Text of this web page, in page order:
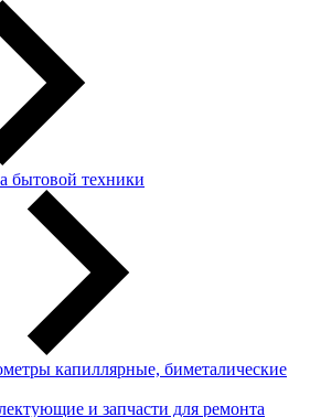
бытовой техники
капиллярные, биметалические
и запчасти для ремонта